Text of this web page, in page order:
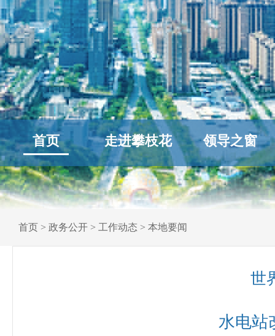
首页 走进攀枝花 领导之窗
首页 > 政务公开 > 工作动态 > 本地要闻
世
水电站